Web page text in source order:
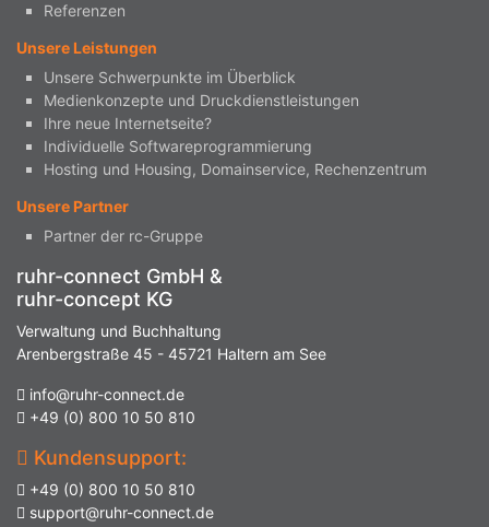
Referenzen
Unsere Leistungen
Unsere Schwerpunkte im Überblick
Medienkonzepte und Druckdienstleistungen
Ihre neue Internetseite?
Individuelle Softwareprogrammierung
Hosting und Housing, Domainservice, Rechenzentrum
Unsere Partner
Partner der rc-Gruppe
ruhr-connect GmbH &
ruhr-concept KG
Verwaltung und Buchhaltung
Arenbergstraße 45 - 45721 Haltern am See
info@ruhr-connect.de
+49 (0) 800 10 50 810
Kundensupport:
+49 (0) 800 10 50 810
support@ruhr-connect.de